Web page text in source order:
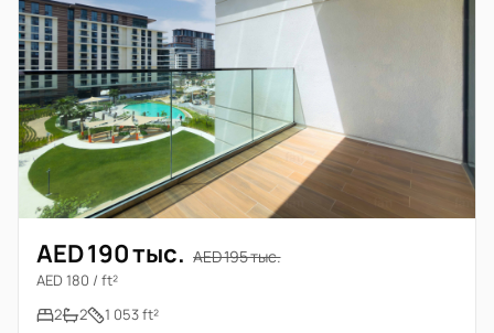
AED 190 тыс. AED 195 тыс.
AED 180 / ft²
2
2 1 053 ft²